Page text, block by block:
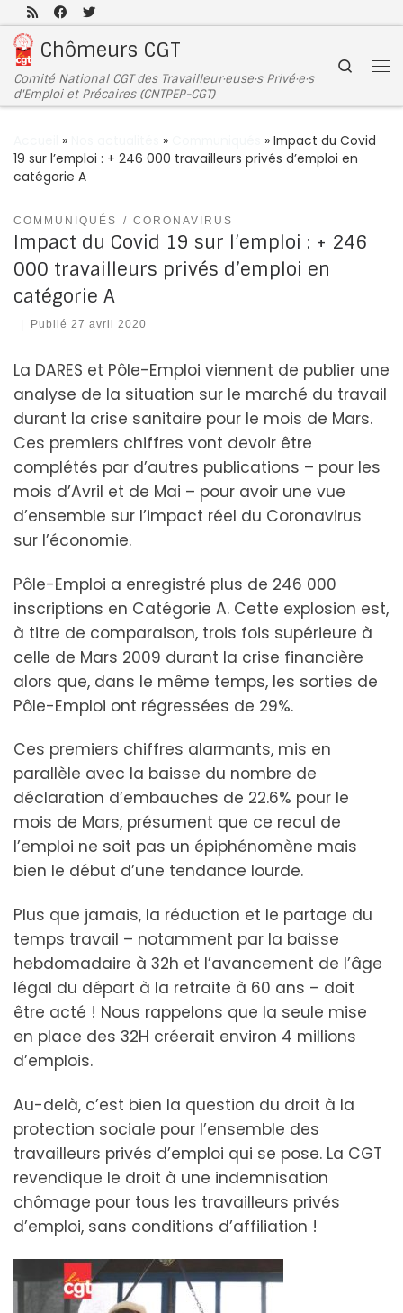
Passer au contenu
Chômeurs CGT
Comité National CGT des Travailleur·euse·s Privé·e·s
d'Emploi et Précaires (CNTPEP-CGT)
Search
» » » Impact du Covid
19 sur l’emploi : + 246 000 travailleurs privés d’emploi en
catégorie A
COMMUNIQUÉS CORONAVIRUS
Impact du Covid 19 sur l’emploi : + 246
000 travailleurs privés d’emploi en
catégorie A
| Publié 27 avril 2020
La DARES et Pôle-Emploi viennent de publier une
analyse de la situation sur le marché du travail
durant la crise sanitaire pour le mois de Mars.
Ces premiers chiffres vont devoir être
complétés par d’autres publications – pour les
mois d’Avril et de Mai – pour avoir une vue
d’ensemble sur l’impact réel du Coronavirus
sur l’économie.
Pôle-Emploi a enregistré plus de 246 000
inscriptions en Catégorie A. Cette explosion est,
à titre de comparaison, trois fois supérieure à
celle de Mars 2009 durant la crise financière
alors que, dans le même temps, les sorties de
Pôle-Emploi ont régressées de 29%.
Ces premiers chiffres alarmants, mis en
parallèle avec la baisse du nombre de
déclaration d’embauches de 22.6% pour le
mois de Mars, présument que ce recul de
l’emploi ne soit pas un épiphénomène mais
bien le début d’une tendance lourde.
Plus que jamais, la réduction et le partage du
temps travail – notamment par la baisse
hebdomadaire à 32h et l’avancement de l’âge
légal du départ à la retraite à 60 ans – doit
être acté ! Nous rappelons que la seule mise
en place des 32H créerait environ 4 millions
d’emplois.
Au-delà, c’est bien la question du droit à la
protection sociale pour l’ensemble des
travailleurs privés d’emploi qui se pose. La CGT
revendique le droit à une indemnisation
chômage pour tous les travailleurs privés
d’emploi, sans conditions d’affiliation !